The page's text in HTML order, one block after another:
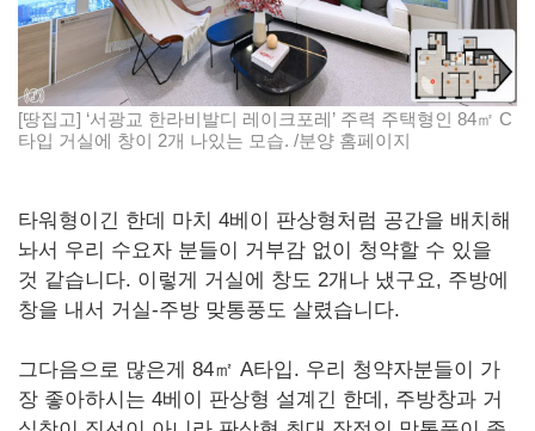
[땅집고] ‘서광교 한라비발디 레이크포레’ 주력 주택형인 84㎡ C
타입 거실에 창이 2개 나있는 모습. /분양 홈페이지
타워형이긴 한데 마치 4베이 판상형처럼 공간을 배치해
놔서 우리 수요자 분들이 거부감 없이 청약할 수 있을
것 같습니다. 이렇게 거실에 창도 2개나 냈구요, 주방에
창을 내서 거실-주방 맞통풍도 살렸습니다.
그다음으로 많은게 84㎡ A타입. 우리 청약자분들이 가
장 좋아하시는 4베이 판상형 설계긴 한데, 주방창과 거